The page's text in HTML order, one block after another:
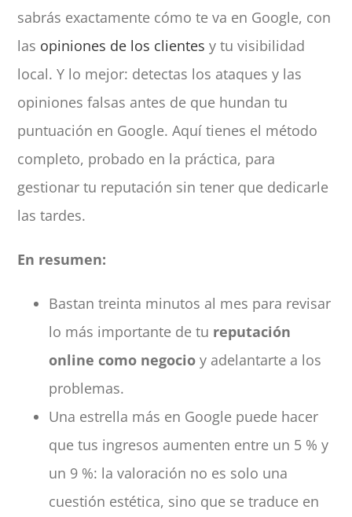
sabrás exactamente cómo te va en Google, con
las opiniones de los clientes y tu visibilidad
local. Y lo mejor: detectas los ataques y las
opiniones falsas antes de que hundan tu
puntuación en Google. Aquí tienes el método
completo, probado en la práctica, para
gestionar tu reputación sin tener que dedicarle
las tardes.
En resumen:
Bastan treinta minutos al mes para revisar
lo más importante de tu reputación
online como negocio y adelantarte a los
problemas.
Una estrella más en Google puede hacer
que tus ingresos aumenten entre un 5 % y
un 9 %: la valoración no es solo una
cuestión estética, sino que se traduce en